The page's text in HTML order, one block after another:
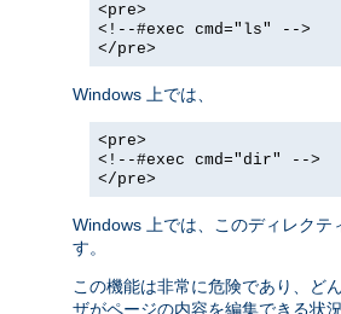
<pre>
<!--#exec cmd="ls" -->
</pre>
Windows 上では、
<pre>
<!--#exec cmd="dir" -->
</pre>
Windows 上では、このディレクテ
す。
この機能は非常に危険であり、ど
ザがページの内容を編集できる状